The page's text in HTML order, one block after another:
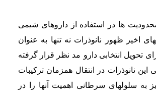
ها در استفاده از داروهای شیمی
های اخیر ظهور نانوذرات نه تنها به عنوان
تحویل انتخابی دارو مد نظر قرار گرفته
این نانوذرات در انتقال همزمان ترکیبات
به سلولهای سرطانی اهمیت آنها را در